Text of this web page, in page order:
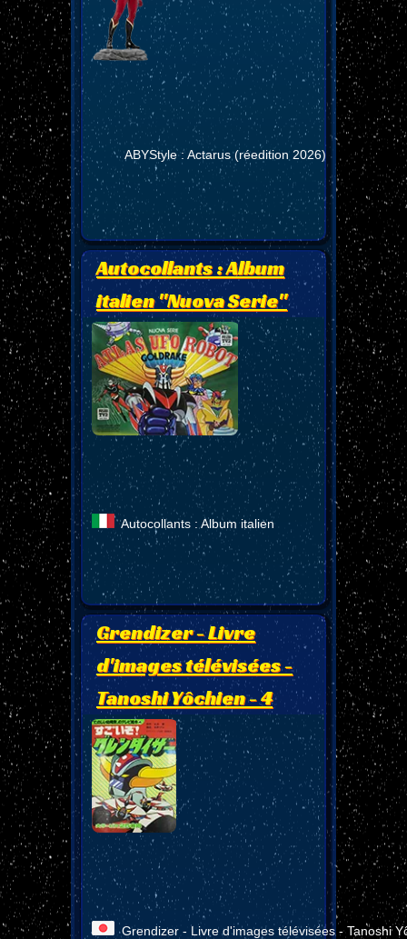
ABYStyle : Actarus (réedition 2026)
Autocollants : Album
italien "Nuova Serie"
Autocollants : Album italien
Grendizer - Livre
d'images télévisées -
Tanoshi Yôchien - 4
Grendizer - Livre d'images télévisées - Tanoshi